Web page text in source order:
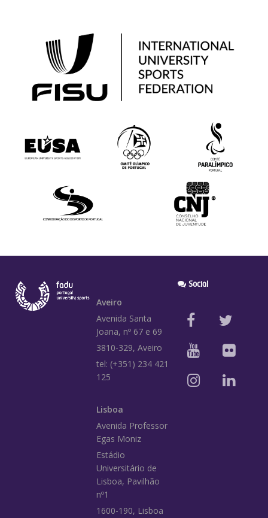
Aveiro
Avenida Santa
Joana, nº 67 e 69
3810-329, Aveiro
tel: (+351) 234 421
125
Lisboa
Avenida Professor
Egas Moniz
Estádio
Universitário de
Lisboa, Pavilhão
nº1
1600-190, Lisboa
Social